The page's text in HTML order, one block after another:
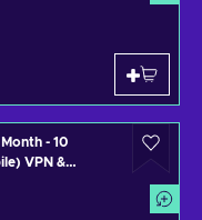
- 10
VPN &
Subscription